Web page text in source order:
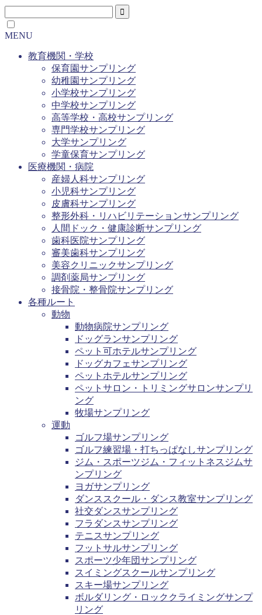
MENU
教育機関・学校
保育園サンプリング
幼稚園サンプリング
小学校サンプリング
中学校サンプリング
高等学校・高校サンプリング
専門学校サンプリング
大学サンプリング
学童保育サンプリング
医療機関・病院
産婦人科サンプリング
小児科サンプリング
皮膚科サンプリング
整形外科・リハビリテーションサンプリング
人間ドック・健康診断サンプリング
歯科医院サンプリング
審美歯科サンプリング
美容クリニックサンプリング
調剤薬局サンプリング
接骨院・整骨院サンプリング
各種ルート
動物
動物病院サンプリング
ドッグランサンプリング
ペット可ホテルサンプリング
ドッグカフェサンプリング
ペットホテルサンプリング
ペットサロン・トリミングサロンサンプリ
ング
牧場サンプリング
運動
ゴルフ場サンプリング
ゴルフ練習場・打ちっぱなしサンプリング
ジム・スポーツジム・フィットネスジムサ
ンプリング
ヨガサンプリング
ダンススクール・ダンス教室サンプリング
社交ダンスサンプリング
フラダンスサンプリング
テニスサンプリング
フットサルサンプリング
スポーツ少年団サンプリング
スイミングスクールサンプリング
スキー場サンプリング
ボルダリング・ロッククライミングサンプ
リング